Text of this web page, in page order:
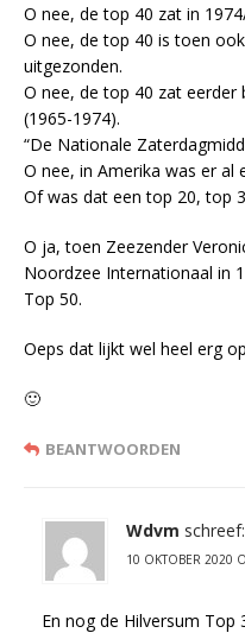
O nee, de top 40 zat in
O nee, de top 40 is toen
uitgezonden.
O nee, de top 40 zat eerder
(1965-1974).
“De Nationale
O nee, in Amerika was er
Of was dat een top 20, top
O ja, toen Zeezender
Noordzee Internationaal in
Top 50.
Oeps dat lijkt wel heel erg
🙂
BEANTWOORDEN
Wdvm schreef:
10 OKTOBER 2020
En nog de Hilversum